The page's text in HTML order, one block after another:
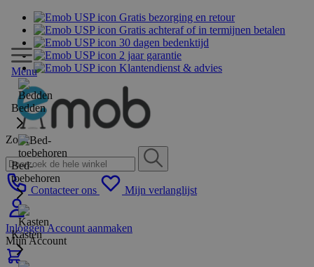
Gratis bezorging en retour
Gratis achteraf of in termijnen betalen
30 dagen bedenktijd
2 jaar garantie
Klantendienst & advies
Zoek
Contacteer ons Mijn verlanglijst
InloggenAccount aanmaken
Mijn Account
Menu
Bedden
Bed-
toebehoren
Kasten